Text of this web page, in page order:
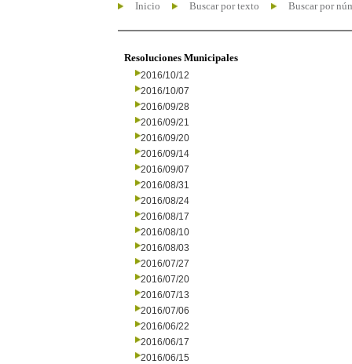
Inicio Buscar por texto Buscar por
Resoluciones Municipales
2016/10/12
2016/10/07
2016/09/28
2016/09/21
2016/09/20
2016/09/14
2016/09/07
2016/08/31
2016/08/24
2016/08/17
2016/08/10
2016/08/03
2016/07/27
2016/07/20
2016/07/13
2016/07/06
2016/06/22
2016/06/17
2016/06/15